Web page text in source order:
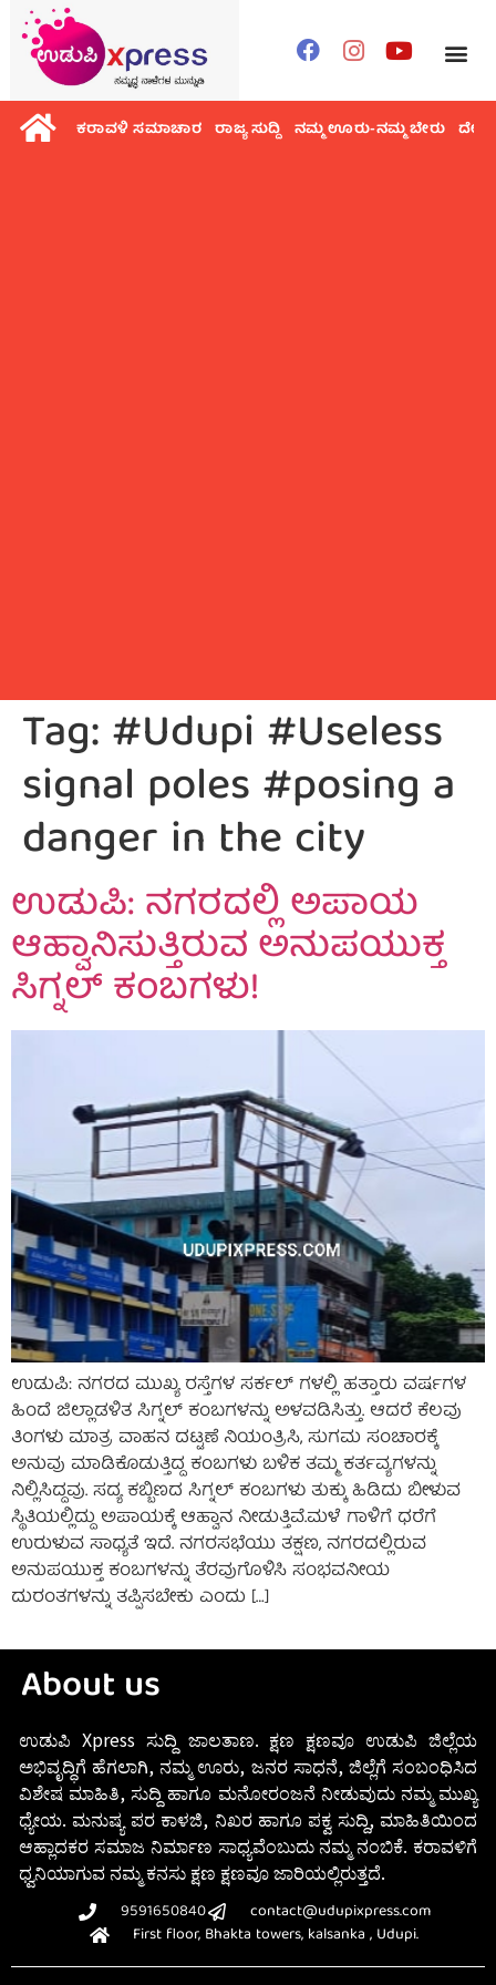
ಕರಾವಳಿ ಸಮಾಚಾರ ರಾಜ್ಯ ಸುದ್ದಿ ನಮ್ಮ ಊರು-ನಮ್ಮ ಬೇರು ದೇಶ
Tag:#Udupi #Useless
signal poles #posing a
danger in the city
ಉಡುಪಿ: ನಗರದಲ್ಲಿ ಅಪಾಯ
ಆಹ್ವಾನಿಸುತ್ತಿರುವ ಅನುಪಯುಕ್ತ
ಸಿಗ್ನಲ್ ಕಂಬಗಳು!
ಉಡುಪಿ: ನಗರದ ಮುಖ್ಯ ರಸ್ತೆಗಳ ಸರ್ಕಲ್ ಗಳಲ್ಲಿ ಹತ್ತಾರು ವರ್ಷಗಳ
ಹಿಂದೆ ಜಿಲ್ಲಾಡಳಿತ ಸಿಗ್ನಲ್ ಕಂಬಗಳನ್ನು ಅಳವಡಿಸಿತ್ತು. ಆದರೆ ಕೆಲವು
ತಿಂಗಳು ಮಾತ್ರ ವಾಹನ ದಟ್ಟಣೆ ನಿಯಂತ್ರಿಸಿ, ಸುಗಮ ಸಂಚಾರಕ್ಕೆ
ಅನುವು ಮಾಡಿಕೊಡುತ್ತಿದ್ದ ಕಂಬಗಳು ಬಳಿಕ ತಮ್ಮ ಕರ್ತವ್ಯಗಳನ್ನು
ನಿಲ್ಲಿಸಿದ್ದವು. ಸದ್ಯ ಕಬ್ಬಿಣದ ಸಿಗ್ನಲ್ ಕಂಬಗಳು ತುಕ್ಕು ಹಿಡಿದು ಬೀಳುವ
ಸ್ಥಿತಿಯಲ್ಲಿದ್ದು ಅಪಾಯಕ್ಕೆ ಆಹ್ವಾನ ನೀಡುತ್ತಿವೆ.ಮಳೆ ಗಾಳಿಗೆ ಧರೆಗೆ
ಉರುಳುವ ಸಾಧ್ಯತೆ ಇದೆ. ನಗರಸಭೆಯು ತಕ್ಷಣ, ನಗರದಲ್ಲಿರುವ
ಅನುಪಯುಕ್ತ ಕಂಬಗಳನ್ನು ತೆರವುಗೊಳಿಸಿ ಸಂಭವನೀಯ
ದುರಂತಗಳನ್ನು ತಪ್ಪಿಸಬೇಕು ಎಂದು […]
About us
ಉಡುಪಿ Xpress ಸುದ್ದಿ ಜಾಲತಾಣ. ಕ್ಷಣ ಕ್ಷಣವೂ ಉಡುಪಿ ಜಿಲ್ಲೆಯ
ಅಭಿವೃದ್ಧಿಗೆ ಹೆಗಲಾಗಿ, ನಮ್ಮ ಊರು, ಜನರ ಸಾಧನೆ, ಜಿಲ್ಲೆಗೆ ಸಂಬಂಧಿಸಿದ
ವಿಶೇಷ ಮಾಹಿತಿ, ಸುದ್ದಿ ಹಾಗೂ ಮನೋರಂಜನೆ ನೀಡುವುದು ನಮ್ಮ ಮುಖ್ಯ
ಧ್ಯೇಯ. ಮನುಷ್ಯ ಪರ ಕಾಳಜಿ, ನಿಖರ ಹಾಗೂ ಪಕ್ವ ಸುದ್ದಿ, ಮಾಹಿತಿಯಿಂದ
ಆಹ್ಲಾದಕರ ಸಮಾಜ ನಿರ್ಮಾಣ ಸಾಧ್ಯವೆಂಬುದು ನಮ್ಮ ನಂಬಿಕೆ. ಕರಾವಳಿಗೆ
ಧ್ವನಿಯಾಗುವ ನಮ್ಮ ಕನಸು ಕ್ಷಣ ಕ್ಷಣವೂ ಜಾರಿಯಲ್ಲಿರುತ್ತದೆ.
9591650840
contact@udupixpress.com
First floor, Bhakta towers, kalsanka , Udupi.